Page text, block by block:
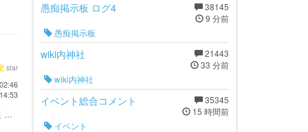
star
...
38145
9 分前
愚痴掲示板 ログ4
愚痴掲示板
21443
33 分前
wiki内神社
wiki内神社
35345
15 時間前
イベント総合コメント
イベント